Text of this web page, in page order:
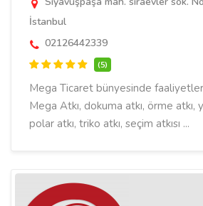
İstanbul
02126442339
(5)
Mega Ticaret bünyesinde
Mega Atkı, dokuma atkı, örme atkı,
polar atkı, triko atkı, seçim atkısı ...